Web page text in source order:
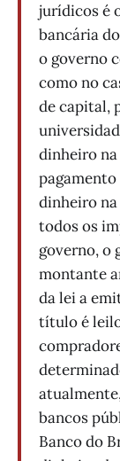
jurídicos é
bancária
o governo
como no
de capital,
dinheiro
dinheiro na
todos os
governo, o
montante
da lei a
título é
bancos
Banco do